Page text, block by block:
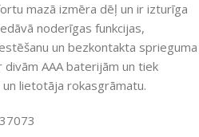
mazā izmēra dēļ un ir izturīga
noderīgas funkcijas,
un bezkontakta sprieguma
AAA baterijām un tiek
lietotāja rokasgrāmatu.